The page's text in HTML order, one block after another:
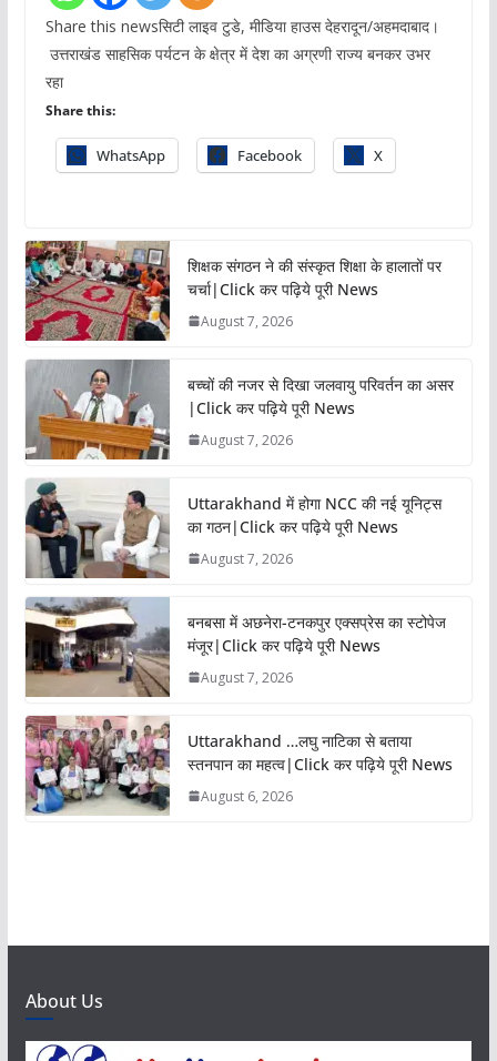
Share this newsसिटी लाइव टुडे, मीडिया हाउस देहरादून/अहमदाबाद।
उत्तराखंड साहसिक पर्यटन के क्षेत्र में देश का अग्रणी राज्य बनकर उभर
रहा
Share this:
WhatsApp Facebook X
शिक्षक संगठन ने की संस्कृत शिक्षा के हालातों पर
चर्चा|Click कर पढ़िये पूरी News
August 7, 2026
बच्चों की नजर से दिखा जलवायु परिवर्तन का असर
|Click कर पढ़िये पूरी News
August 7, 2026
Uttarakhand में होगा NCC की नई यूनिट्स
का गठन|Click कर पढ़िये पूरी News
August 7, 2026
बनबसा में अछनेरा-टनकपुर एक्सप्रेस का स्टोपेज
मंजूर|Click कर पढ़िये पूरी News
August 7, 2026
Uttarakhand …लघु नाटिका से बताया
स्तनपान का महत्व|Click कर पढ़िये पूरी News
August 6, 2026
About Us